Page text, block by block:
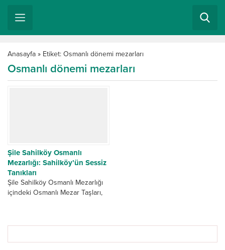
Anasayfa » Etiket: Osmanlı dönemi mezarları
Osmanlı dönemi mezarları
Şile Sahilköy Osmanlı
Mezarlığı: Sahilköy’ün Sessiz
Tanıkları
Şile Sahilköy Osmanlı Mezarlığı
içindeki Osmanlı Mezar Taşları,